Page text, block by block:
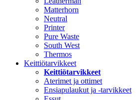
Matterhorn
Neutral
Printer
Pure Waste
South West
Thermos
Keittiötarvikkeet
Keittiötarvikkeet
Aterimet ja ottimet
Ensiapulaukut ja -tarvikkeet